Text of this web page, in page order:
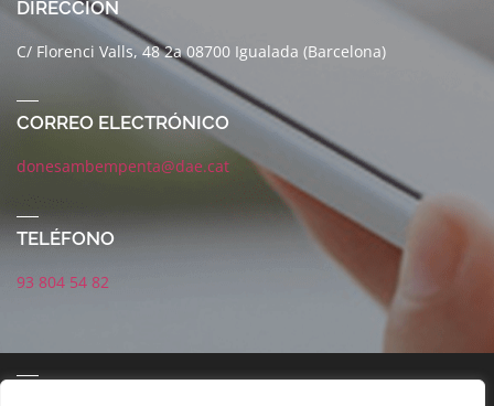
DIRECCIÓN
C/ Florenci Valls, 48 2a 08700 Igualada (Barcelona)
CORREO ELECTRÓNICO
donesambempenta@dae.cat
TELÉFONO
93 804 54 82